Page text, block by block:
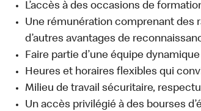
L’accès à des occasions de
Une rémunération comprenant des
d’autres avantages de
Faire partie d’une équipe dynamique
Heures et horaires flexibles qui
Milieu de travail sécuritaire,
Un accès privilégié à des bourses